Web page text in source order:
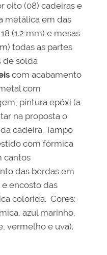
oito (08) cadeiras e
metálica em das
(1.2 mm) e mesas
todas as partes
de solda
com acabamento
com
pintura epóxi (a
na proposta o
cadeira. Tampo
com fórmica
cantos
das bordas em
e encosto das
colorida. Cores:
azul marinho,
vermelho e uva).